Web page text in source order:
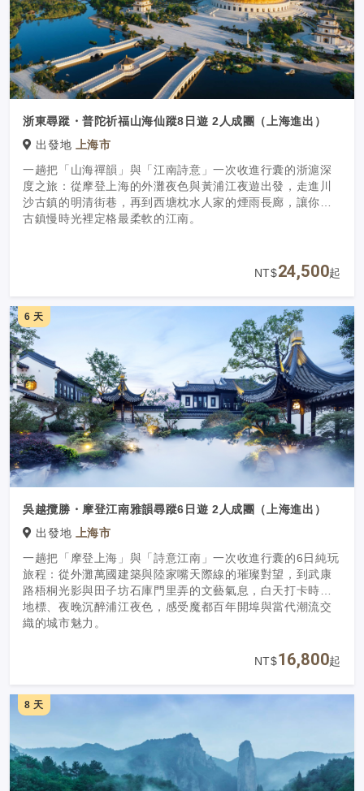
浙東尋蹤・普陀祈福山海仙蹤8日遊 2人成團（上海進出）
出發地
上海市
一趟把「山海禪韻」與「江南詩意」一次收進行囊的浙滬深
度之旅：從摩登上海的外灘夜色與黃浦江夜遊出發，走進川
沙古鎮的明清街巷，再到西塘枕水人家的煙雨長廊，讓你在
古鎮慢時光裡定格最柔軟的江南。
NT$24,500起
6 天
吳越攬勝・摩登江南雅韻尋蹤6日遊 2人成團（上海進出）
出發地
上海市
一趟把「摩登上海」與「詩意江南」一次收進行囊的6日純玩
旅程：從外灘萬國建築與陸家嘴天際線的璀璨對望，到武康
路梧桐光影與田子坊石庫門里弄的文藝氣息，白天打卡時尚
地標、夜晚沉醉浦江夜色，感受魔都百年開埠與當代潮流交
織的城市魅力。
NT$16,800起
8 天